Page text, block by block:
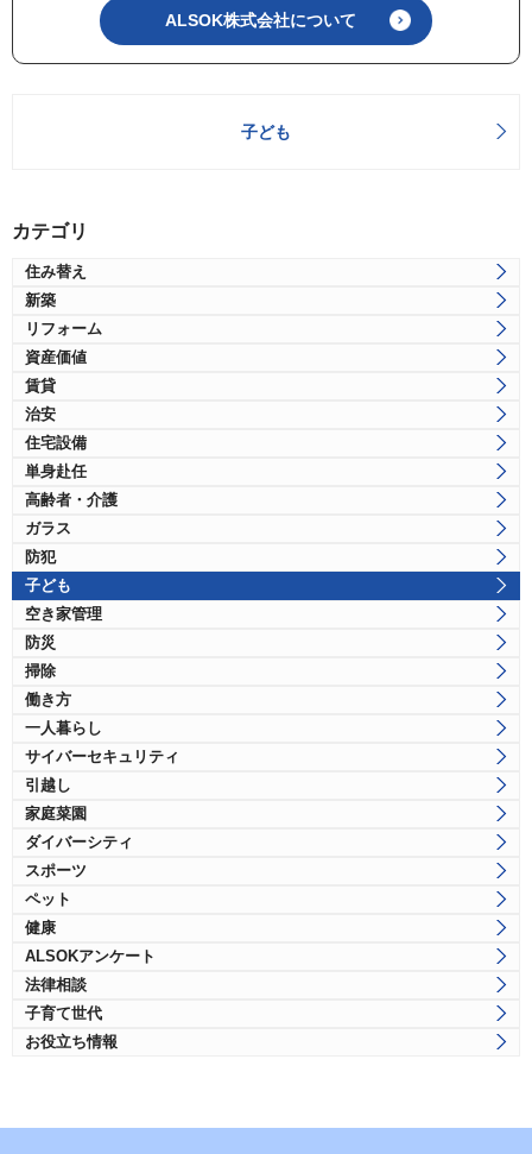
ALSOK株式会社について
子ども
カテゴリ
住み替え
新築
リフォーム
資産価値
賃貸
治安
住宅設備
単身赴任
高齢者・介護
ガラス
防犯
子ども
空き家管理
防災
掃除
働き方
一人暮らし
サイバーセキュリティ
引越し
家庭菜園
ダイバーシティ
スポーツ
ペット
健康
ALSOKアンケート
法律相談
子育て世代
お役立ち情報